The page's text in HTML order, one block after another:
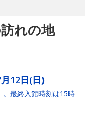
れの地
12日(日)
最終入館時刻は15時